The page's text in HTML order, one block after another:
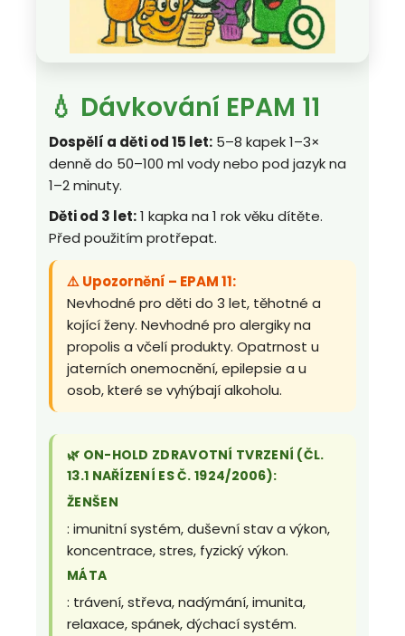
💧 Dávkování EPAM 11
Dospělí a děti od 15 let: 5–8 kapek 1–3×
denně do 50–100 ml vody nebo pod jazyk na
1–2 minuty.
Děti od 3 let:1 kapka na 1 rok věku dítěte.
Před použitím protřepat.
⚠️ Upozornění – EPAM 11:
Nevhodné pro děti do 3 let, těhotné a
kojící ženy. Nevhodné pro alergiky na
propolis a včelí produkty. Opatrnost u
jaterních onemocnění, epilepsie a u
osob, které se vyhýbají alkoholu.
🌿 ON-HOLD ZDRAVOTNÍ TVRZENÍ (ČL.
13.1 NAŘÍZENÍ ES Č. 1924/2006):
ŽENŠEN
: imunitní systém, duševní stav a výkon,
koncentrace, stres, fyzický výkon.
MÁTA
: trávení, střeva, nadýmání, imunita,
relaxace, spánek, dýchací systém.